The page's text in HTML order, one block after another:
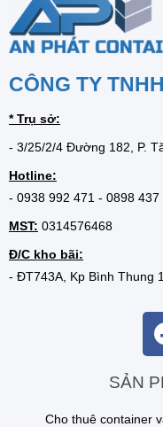
CÔNG TY
* Trụ sở:
- 3/25/2/4 Đường 182, P.
Hotline:
- 0938 992 471 - 0898 437
MST: 0314576468
Đ/C kho bãi:
- ĐT743A, Kp Bình Thung
SẢN
Cho thuê container